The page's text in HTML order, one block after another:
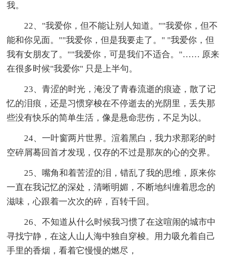
我。
22、"我爱你，但不能让别人知道。""我爱你，但不
能和你见面。""我爱你，但是我要走了。" "我爱你，但
我有女朋友了。""我爱你，可是我们不适合。"…… 原来
在很多时候"我爱你" 只是上半句。
23、青涩的时光，淹没了青春流逝的痕迹，散了记
忆的泪痕，还是习惯穿梭在不停逝去的光阴里，丢失那
些没有快乐的简单生活，像是悬命悲伤，不足为以。
24、一叶窗两片世界。渲着黑白，我力求那彩的时
空碎屑蓦回首才发现，仅存的不过是那灰的心的交界。
25、嘴角和着苦涩的泪，错乱了我的思维，原来你
一直在我记忆的深处，清晰明媚，不断地纠缠着思念的
滋味，心跟着一次次的碎，百转千回。
26、不知道从什么时候我习惯了在这喧闹的城市中
寻找宁静，在这人山人海中独自穿梭。用力吸允着自己
手里的香烟，看着它慢慢的燃尽，